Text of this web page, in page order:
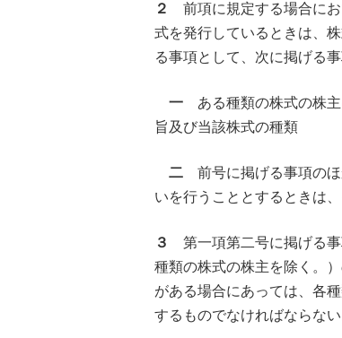
２
前項に規定する場合に
式を発行しているときは、
る事項として、次に掲げる
一 ある種類の株式の株主
旨及び当該株式の種類
二 前号に掲げる事項のほ
いを行うこととするときは
３
第一項第二号に掲げる
種類の株式の株主を除く。
がある場合にあっては、各
するものでなければならない